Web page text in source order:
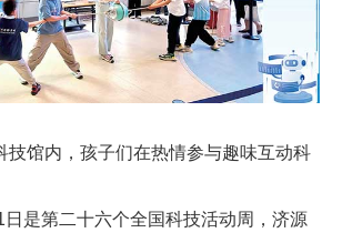
技馆内，孩子们在热情参与趣味互动科
是第二十六个全国科技活动周，济源